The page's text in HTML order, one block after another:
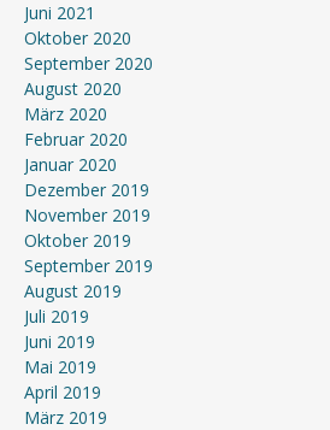
Juni 2021
Oktober 2020
September 2020
August 2020
März 2020
Februar 2020
Januar 2020
Dezember 2019
November 2019
Oktober 2019
September 2019
August 2019
Juli 2019
Juni 2019
Mai 2019
April 2019
März 2019